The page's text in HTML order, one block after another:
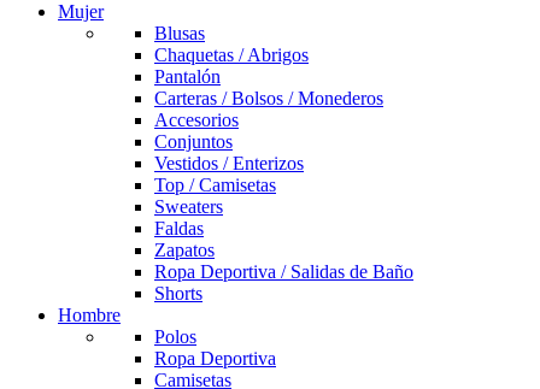
Mujer
Blusas
Chaquetas / Abrigos
Pantalón
Carteras / Bolsos / Monederos
Accesorios
Conjuntos
Vestidos / Enterizos
Top / Camisetas
Sweaters
Faldas
Zapatos
Ropa Deportiva / Salidas de Baño
Shorts
Hombre
Polos
Ropa Deportiva
Camisetas